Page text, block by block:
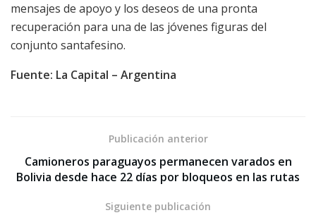
mensajes de apoyo y los deseos de una pronta
recuperación para una de las jóvenes figuras del
conjunto santafesino.
Fuente: La Capital – Argentina
Publicación anterior
Camioneros paraguayos permanecen varados en
Bolivia desde hace 22 días por bloqueos en las rutas
Siguiente publicación